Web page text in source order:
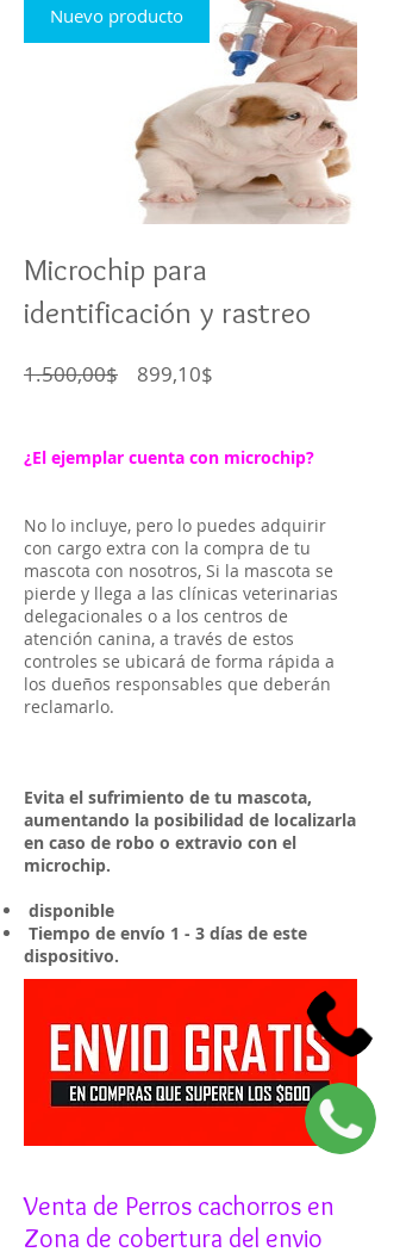
Nuevo producto
Microchip para
identificación y rastreo
1.500,00$ Precio
899,10$
¿El ejemplar cuenta con microchip?
No lo incluye, pero lo puedes adquirir
con cargo extra con la compra de tu
mascota con nosotros, Si la mascota se
pierde y llega a las clínicas veterinarias
delegacionales o a los centros de
atención canina, a través de estos
controles se ubicará de forma rápida a
los dueños responsables que deberán
reclamarlo.
Evita el sufrimiento de tu mascota,
aumentando la posibilidad de localizarla
en caso de robo o extravio con el
microchip.
disponible
Tiempo de envío 1 - 3 días de este
dispositivo.
Venta de Perros cachorros en
Zona de cobertura del envio